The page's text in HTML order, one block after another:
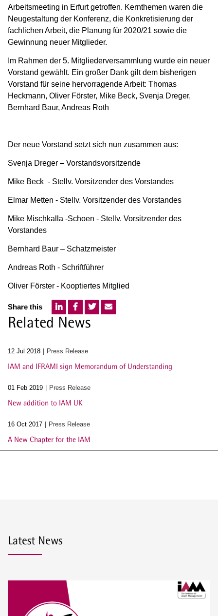
Arbeitsmeeting in Erfurt getroffen. Kernthemen waren die
Neugestaltung der Konferenz, die Konkretisierung der
fachlichen Arbeit, die Planung für 2020/21 sowie die
Gewinnung neuer Mitglieder.
Im Rahmen der 5. Mitgliederversammlung wurde ein neuer
Vorstand gewählt. Ein großer Dank gilt dem bisherigen
Vorstand für seine hervorragende Arbeit: Thomas
Heckmann, Oliver Förster, Mike Beck, Svenja Dreger,
Bernhard Baur, Andreas Roth
Der neue Vorstand setzt sich nun zusammen aus:
Svenja Dreger – Vorstandsvorsitzende
Mike Beck - Stellv. Vorsitzender des Vorstandes
Elmar Metten - Stellv. Vorsitzender des Vorstandes
Mike Mischkalla -Schoen - Stellv. Vorsitzender des
Vorstandes
Bernhard Baur – Schatzmeister
Andreas Roth - Schriftführer
Oliver Förster - Kooptiertes Mitglied
Share this
Related News
12 Jul 2018 Press Release
IAM and IFRAMI sign Memorandum of Understanding
01 Feb 2019 Press Release
New addition to IAM UK
16 Oct 2017 Press Release
A New Chapter for the IAM
Latest News